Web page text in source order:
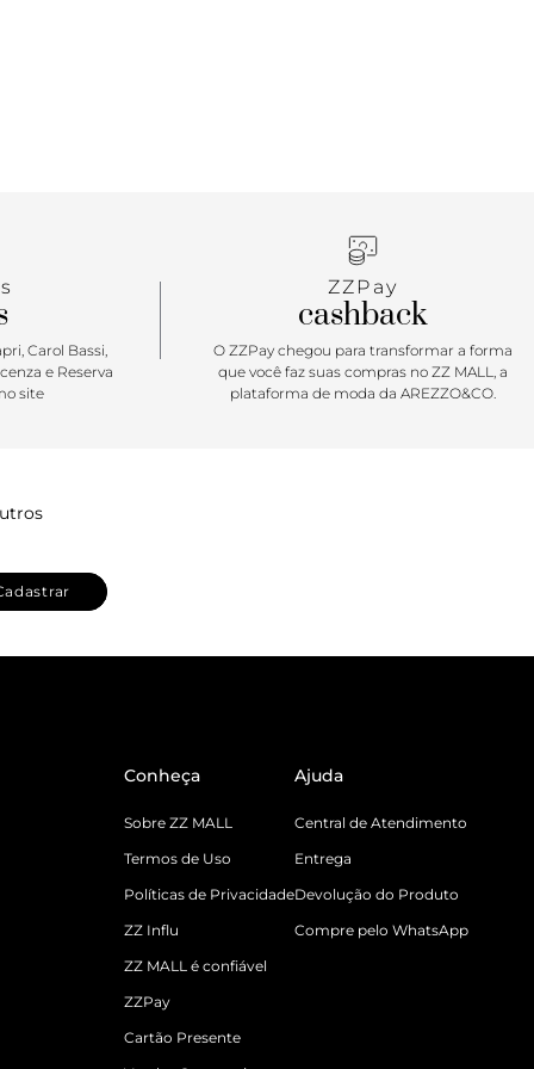
Carol Bassi,
e Reserva
site
ZZPay
cashback
O ZZPay chegou para transformar a forma
que você faz suas compras no ZZ MALL, a
plataforma de moda da AREZZO&CO.
Conheça
Sobre ZZ MALL
Termos de Uso
Políticas de Privacidade
ZZ Influ
ZZ MALL é confiável
ZZPay
Cartão Presente
Ajuda
Central de Atendimento
Entrega
Devolução do Produto
Compre pelo WhatsApp